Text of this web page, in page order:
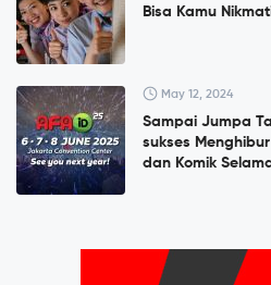
Bisa Kamu
May 12, 2024
Sampai Jumpa
sukses
dan Komik